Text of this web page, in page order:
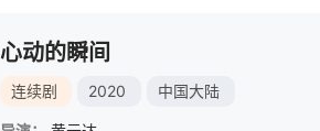
心动的瞬间
连续剧 2020 中国大陆